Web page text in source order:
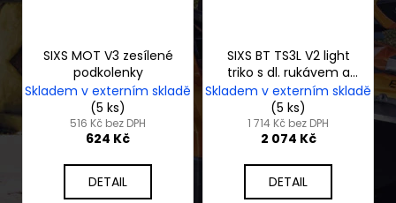
SIXS MOT V3 zesílené
podkolenky
Skladem v externím skladě
(5 ks)
516 Kč bez DPH
624 Kč
DETAIL
SIXS BT TS3L V2 light
triko s dl. rukávem a
stojáčkem
Skladem v externím skladě
(5 ks)
1 714 Kč bez DPH
2 074 Kč
DETAIL